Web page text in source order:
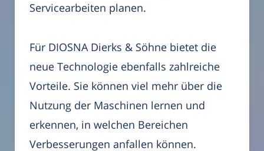
Servicearbeiten planen.
Für DIOSNA Dierks & Söhne bietet die
neue Technologie ebenfalls zahlreiche
Vorteile. Sie können viel mehr über die
Nutzung der Maschinen lernen und
erkennen, in welchen Bereichen
Verbesserungen anfallen können.